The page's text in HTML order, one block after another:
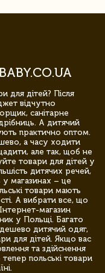
для дітей? Після
відчутно
санітарне
А дитячий
практично оптом.
а часу ходити
але так, щоб не
товари для дітей у
дитячих речей,
у магазинах – це
товари мають
А вибрати все, що
магазин
у Польщі. Багато
дитячий одяг,
для дітей. Якщо вас
та здійснення
польські товари